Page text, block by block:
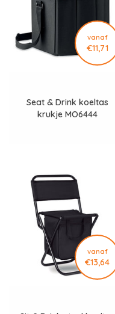
vanaf
€11,71
Seat & Drink koeltas
krukje MO6444
vanaf
€13,64